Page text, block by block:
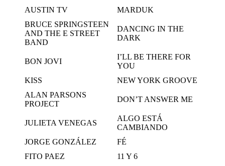
AUSTIN TV
MARDUK
BRUCE SPRINGSTEEN
AND THE E STREET
BAND
DANCING IN THE
DARK
BON JOVI
I’LL BE THERE FOR
YOU
KISS
NEW YORK GROOVE
ALAN PARSONS
PROJECT
DON’T ANSWER ME
JULIETA VENEGAS
ALGO ESTÁ
CAMBIANDO
JORGE GONZÁLEZ
FÉ
FITO PAEZ
11 Y 6